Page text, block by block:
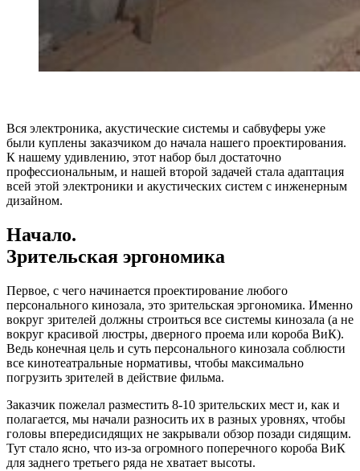
Вся электроника, акустические системы и сабвуферы уже
были куплены заказчиком до начала нашего проектирования.
К нашему удивлению, этот набор был достаточно
профессиональным, и нашей второй задачей стала адаптация
всей этой электроники и акустических систем с инженерным
дизайном.
Начало.
Зрительская эргономика
Первое, с чего начинается проектирование любого
персонального кинозала, это зрительская эргономика. Именно
вокруг зрителей должны строиться все системы кинозала (а не
вокруг красивой люстры, дверного проема или короба ВиК).
Ведь конечная цель и суть персонального кинозала соблюсти
все кинотеатральные нормативы, чтобы максимально
погрузить зрителей в действие фильма.
Заказчик пожелал разместить 8-10 зрительских мест и, как и
полагается, мы начали разносить их в разных уровнях, чтобы
головы впередисидящих не закрывали обзор позади сидящим.
Тут стало ясно, что из-за огромного поперечного короба ВиК
для заднего третьего ряда не хватает высоты.